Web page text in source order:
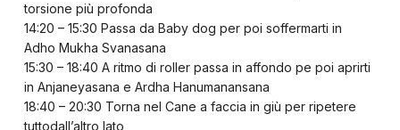
torsione più profonda
14:20 – 15:30 Passa da Baby dog per poi soffermarti in
Adho Mukha Svanasana
15:30 – 18:40 A ritmo di roller passa in affondo pe poi aprirti
in Anjaneyasana e Ardha Hanumanansana
18:40 – 20:30 Torna nel Cane a faccia in giù per ripetere
tuttodall’altro lato